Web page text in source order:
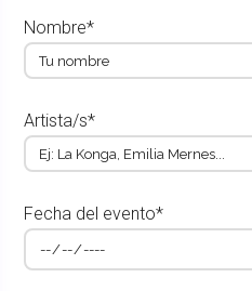
Nombre*
Artista/s*
Fecha del evento*